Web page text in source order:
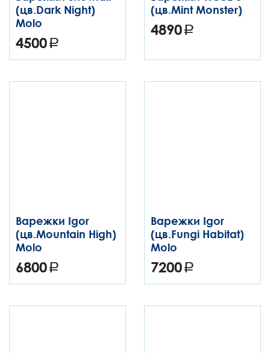
(цв.Dark Night)
Molo
4500
(цв.Mint Monster)
4890
Варежки Igor
(цв.Mountain High)
Molo
6800
Варежки Igor
(цв.Fungi Habitat)
Molo
7200